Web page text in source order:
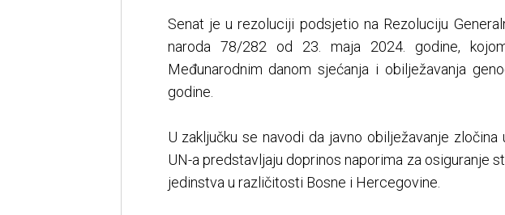
Senat je u rezoluciji podsjetio na Rezoluciju
naroda 78/282 od 23. maja 2024. godine,
Međunarodnim danom sjećanja i obilježavanja
godine.
U zaključku se navodi da javno obilježavanje
UN-a predstavljaju doprinos naporima za osiguranje
jedinstva u različitosti Bosne i Hercegovine.